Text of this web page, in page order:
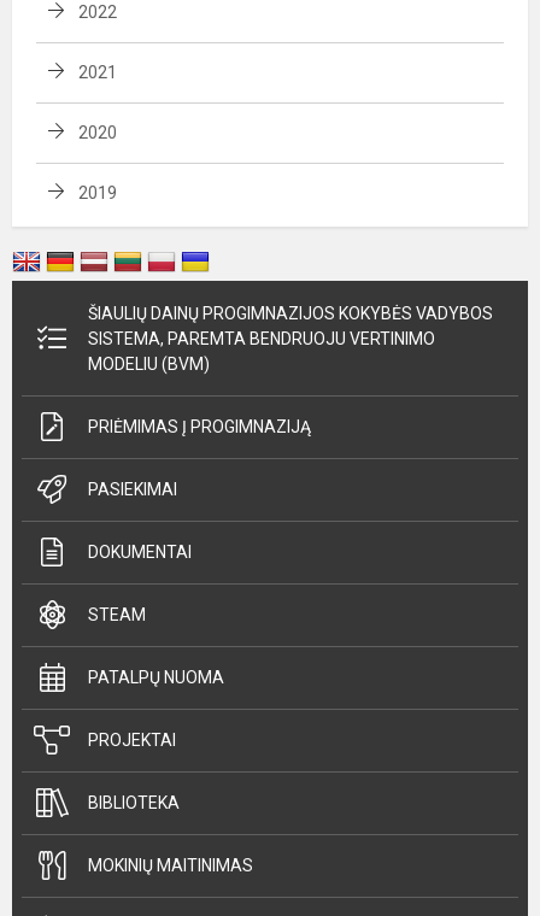
2022
2021
2020
2019
ŠIAULIŲ DAINŲ PROGIMNAZIJOS KOKYBĖS VADYBOS
SISTEMA, PAREMTA BENDRUOJU VERTINIMO
MODELIU (BVM)
PRIĖMIMAS Į PROGIMNAZIJĄ
PASIEKIMAI
DOKUMENTAI
STEAM
PATALPŲ NUOMA
PROJEKTAI
BIBLIOTEKA
MOKINIŲ MAITINIMAS